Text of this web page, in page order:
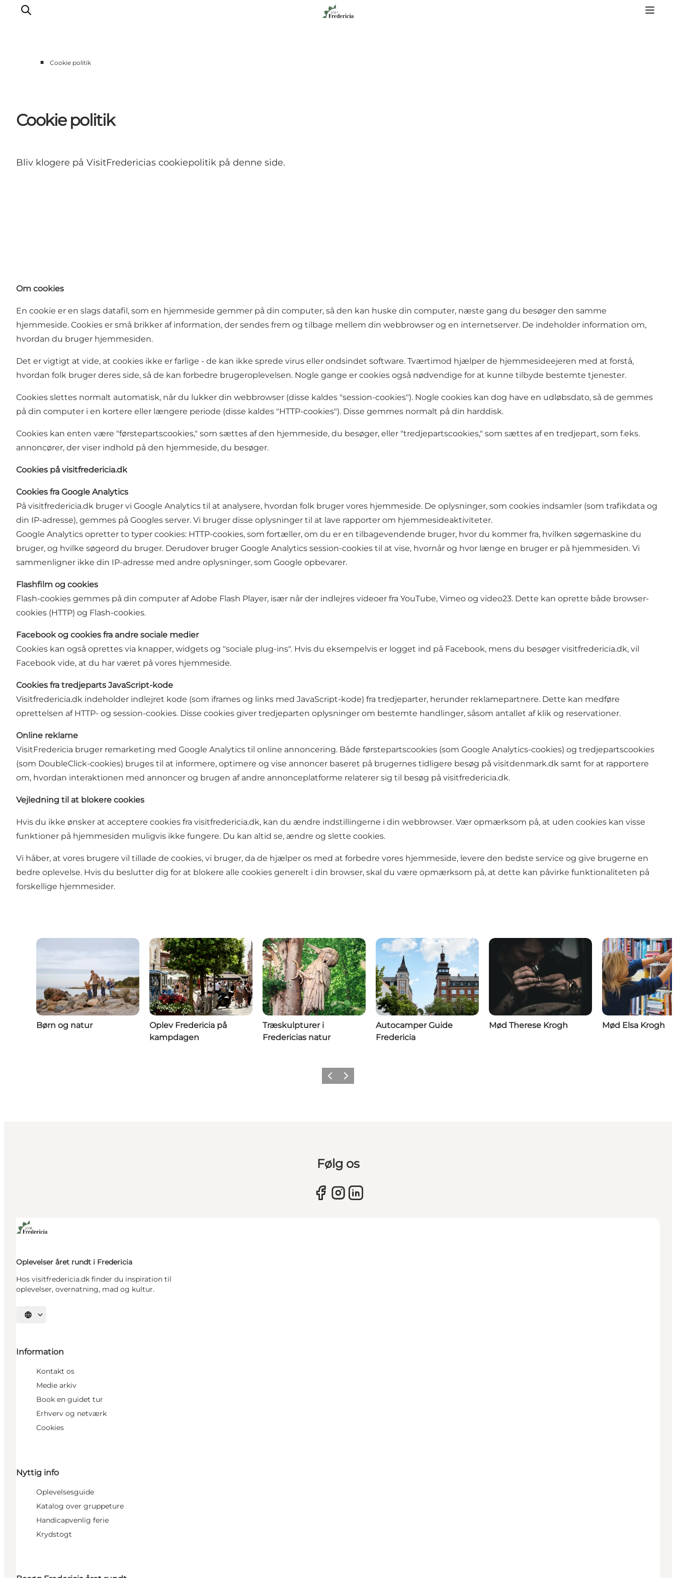
Spisesteder
Overnatning
Book guidet tur
■ Cookie politik
Cookie politik
Bliv klogere på VisitFredericias cookiepolitik på denne side.
Om cookies
En cookie er en slags datafil, som en hjemmeside gemmer på din computer, så den kan huske din computer, næste gang du besøger den samme
hjemmeside. Cookies er små brikker af information, der sendes frem og tilbage mellem din webbrowser og en internetserver. De indeholder information om,
hvordan du bruger hjemmesiden.
Det er vigtigt at vide, at cookies ikke er farlige - de kan ikke sprede virus eller ondsindet software. Tværtimod hjælper de hjemmesideejeren med at forstå,
hvordan folk bruger deres side, så de kan forbedre brugeroplevelsen. Nogle gange er cookies også nødvendige for at kunne tilbyde bestemte tjenester.
Cookies slettes normalt automatisk, når du lukker din webbrowser (disse kaldes "session-cookies"). Nogle cookies kan dog have en udløbsdato, så de gemmes
på din computer i en kortere eller længere periode (disse kaldes "HTTP-cookies"). Disse gemmes normalt på din harddisk.
Cookies kan enten være "førstepartscookies," som sættes af den hjemmeside, du besøger, eller "tredjepartscookies," som sættes af en tredjepart, som f.eks.
annoncører, der viser indhold på den hjemmeside, du besøger.
Cookies på visitfredericia.dk
Cookies fra Google Analytics
På visitfredericia.dk bruger vi Google Analytics til at analysere, hvordan folk bruger vores hjemmeside. De oplysninger, som cookies indsamler (som trafikdata og
din IP-adresse), gemmes på Googles server. Vi bruger disse oplysninger til at lave rapporter om hjemmesideaktiviteter.
Google Analytics opretter to typer cookies: HTTP-cookies, som fortæller, om du er en tilbagevendende bruger, hvor du kommer fra, hvilken søgemaskine du
bruger, og hvilke søgeord du bruger. Derudover bruger Google Analytics session-cookies til at vise, hvornår og hvor længe en bruger er på hjemmesiden. Vi
sammenligner ikke din IP-adresse med andre oplysninger, som Google opbevarer.
Flashfilm og cookies
Flash-cookies gemmes på din computer af Adobe Flash Player, især når der indlejres videoer fra YouTube, Vimeo og video23. Dette kan oprette både browser-
cookies (HTTP) og Flash-cookies.
Facebook og cookies fra andre sociale medier
Cookies kan også oprettes via knapper, widgets og "sociale plug-ins". Hvis du eksempelvis er logget ind på Facebook, mens du besøger visitfredericia.dk, vil
Facebook vide, at du har været på vores hjemmeside.
Cookies fra tredjeparts JavaScript-kode
Visitfredericia.dk indeholder indlejret kode (som iframes og links med JavaScript-kode) fra tredjeparter, herunder reklamepartnere. Dette kan medføre
oprettelsen af HTTP- og session-cookies. Disse cookies giver tredjeparten oplysninger om bestemte handlinger, såsom antallet af klik og reservationer.
Online reklame
VisitFredericia bruger remarketing med Google Analytics til online annoncering. Både førstepartscookies (som Google Analytics-cookies) og tredjepartscookies
(som DoubleClick-cookies) bruges til at informere, optimere og vise annoncer baseret på brugernes tidligere besøg på visitdenmark.dk samt for at rapportere
om, hvordan interaktionen med annoncer og brugen af andre annonceplatforme relaterer sig til besøg på visitfredericia.dk.
Vejledning til at blokere cookies
Hvis du ikke ønsker at acceptere cookies fra visitfredericia.dk, kan du ændre indstillingerne i din webbrowser. Vær opmærksom på, at uden cookies kan visse
funktioner på hjemmesiden muligvis ikke fungere. Du kan altid se, ændre og slette cookies.
Vi håber, at vores brugere vil tillade de cookies, vi bruger, da de hjælper os med at forbedre vores hjemmeside, levere den bedste service og give brugerne en
bedre oplevelse. Hvis du beslutter dig for at blokere alle cookies generelt i din browser, skal du være opmærksom på, at dette kan påvirke funktionaliteten på
forskellige hjemmesider.
Børn og natur
Oplev Fredericia på
kampdagen
Træskulpturer i
Fredericias natur
Autocamper Guide
Fredericia
Mød Therese Krogh Mød Elsa Krogh
Forrige billede
Næste billede
Følg os
Oplevelser året rundt i Fredericia
Hos visitfredericia.dk finder du inspiration til
oplevelser, overnatning, mad og kultur.
Vælg sprog
Information
Kontakt os
Medie arkiv
Book en guidet tur
Erhverv og netværk
Cookies
Nyttig info
Oplevelsesguide
Katalog over gruppeture
Handicapvenlig ferie
Krydstogt